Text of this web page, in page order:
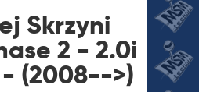
Skrzyni
2 - 2.0i
- (2008-->)